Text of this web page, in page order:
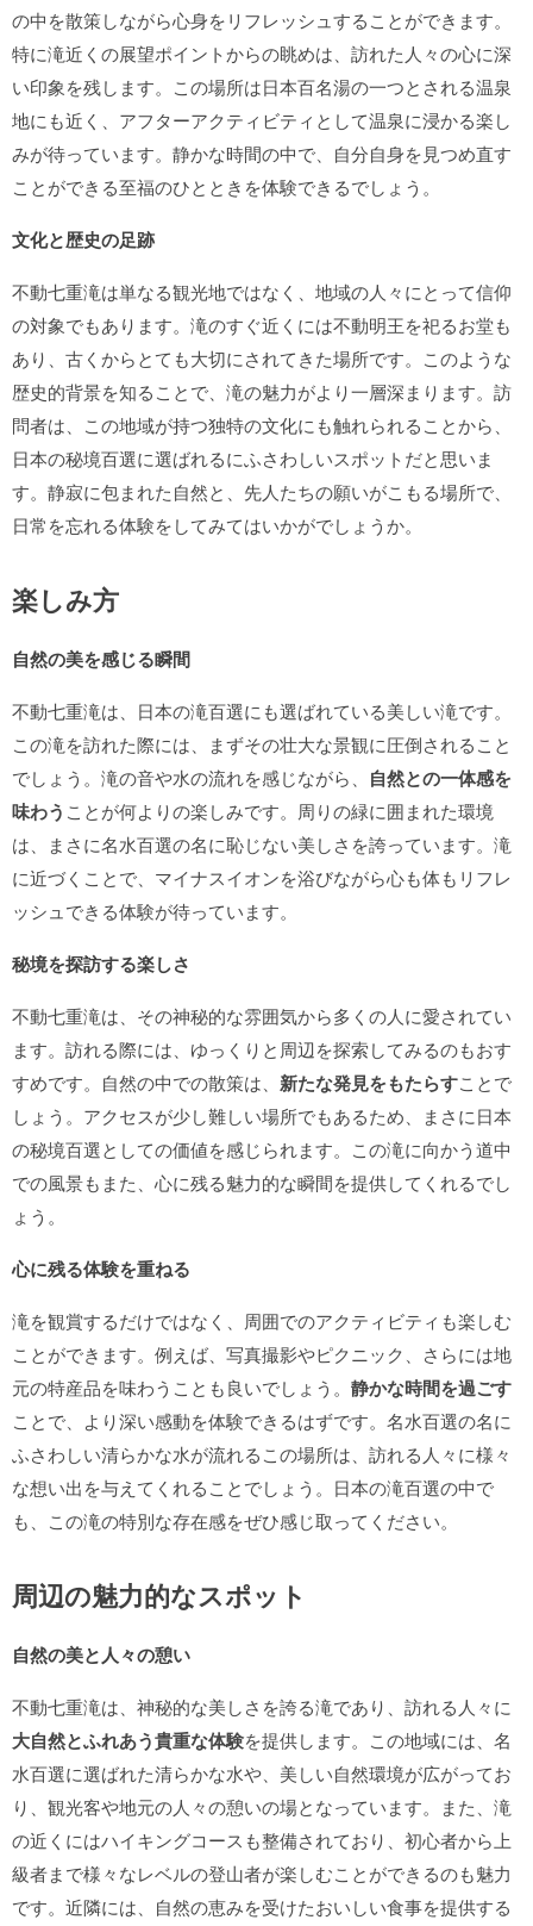
の中を散策しながら心身をリフレッシュすることができます。
特に滝近くの展望ポイントからの眺めは、訪れた人々の心に深
い印象を残します。この場所は日本百名湯の一つとされる温泉
地にも近く、アフターアクティビティとして温泉に浸かる楽し
みが待っています。静かな時間の中で、自分自身を見つめ直す
ことができる至福のひとときを体験できるでしょう。
文化と歴史の足跡
不動七重滝は単なる観光地ではなく、地域の人々にとって信仰
の対象でもあります。滝のすぐ近くには不動明王を祀るお堂も
あり、古くからとても大切にされてきた場所です。このような
歴史的背景を知ることで、滝の魅力がより一層深まります。訪
問者は、この地域が持つ独特の文化にも触れられることから、
日本の秘境百選に選ばれるにふさわしいスポットだと思いま
す。静寂に包まれた自然と、先人たちの願いがこもる場所で、
日常を忘れる体験をしてみてはいかがでしょうか。
楽しみ方
自然の美を感じる瞬間
不動七重滝は、日本の滝百選にも選ばれている美しい滝です。
この滝を訪れた際には、まずその壮大な景観に圧倒されること
でしょう。滝の音や水の流れを感じながら、 自然との一体感を
味わう ことが何よりの楽しみです。周りの緑に囲まれた環境
は、まさに名水百選の名に恥じない美しさを誇っています。滝
に近づくことで、マイナスイオンを浴びながら心も体もリフレ
ッシュできる体験が待っています。
秘境を探訪する楽しさ
不動七重滝は、その神秘的な雰囲気から多くの人に愛されてい
ます。訪れる際には、ゆっくりと周辺を探索してみるのもおす
すめです。自然の中での散策は、 新たな発見をもたらすことで
しょう。アクセスが少し難しい場所でもあるため、まさに日本
の秘境百選としての価値を感じられます。この滝に向かう道中
での風景もまた、心に残る魅力的な瞬間を提供してくれるでし
ょう。
心に残る体験を重ねる
滝を観賞するだけではなく、周囲でのアクティビティも楽しむ
ことができます。例えば、写真撮影やピクニック、さらには地
元の特産品を味わうことも良いでしょう。 静かな時間を過ごす
ことで、より深い感動を体験できるはずです。名水百選の名に
ふさわしい清らかな水が流れるこの場所は、訪れる人々に様々
な想い出を与えてくれることでしょう。日本の滝百選の中で
も、この滝の特別な存在感をぜひ感じ取ってください。
周辺の魅力的なスポット
自然の美と人々の憩い
不動七重滝は、神秘的な美しさを誇る滝であり、訪れる人々に
大自然とふれあう貴重な体験を提供します。この地域には、名
水百選に選ばれた清らかな水や、美しい自然環境が広がってお
り、観光客や地元の人々の憩いの場となっています。また、滝
の近くにはハイキングコースも整備されており、初心者から上
級者まで様々なレベルの登山者が楽しむことができるのも魅力
です。近隣には、自然の恵みを受けたおいしい食事を提供する